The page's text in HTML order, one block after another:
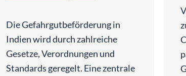
Die Gefahrgutbeförderung in
Indien wird durch zahlreiche
Gesetze, Verordnungen und
Standards geregelt. Eine zentrale